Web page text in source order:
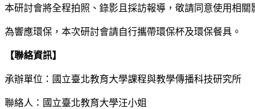
本研討會將全程拍照、錄影且採訪報導，敬請同意使用相關
為響應環保，本次研討會請自行攜帶環保杯及環保餐具。
【聯絡資訊】
承辦單位：國立臺北教育大學課程與教學傳播科技研究所
聯絡人：國立臺北教育大學汪小姐